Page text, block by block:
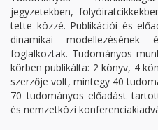
jegyzetekben,
tette közzé. Publikációi és
dinamikai modellezésének
foglalkoztak. Tudományos
körben publikálta: 2 könyv, 4
szerzője volt, mintegy 40
70 tudományos előadást
és nemzetközi